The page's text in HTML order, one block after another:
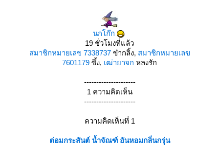
นกโก๊ก
19 ชั่วโมงที่แล้ว
สมาชิกหมายเลข 7338737ขำกลิ้ง, สมาชิกหมายเลข
7601179 ซึ้ง, เฒ่ายาจก หลงรัก
---------------------
1 ความคิดเห็น
---------------------
ความคิดเห็นที่ 1
ต่อมกระสันต์ น้ำจัณฑ์ อันหอมกลิ่นกรุ่น